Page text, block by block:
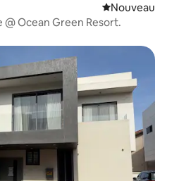
Nouvel
Nouveau
@ Ocean Green Resort.